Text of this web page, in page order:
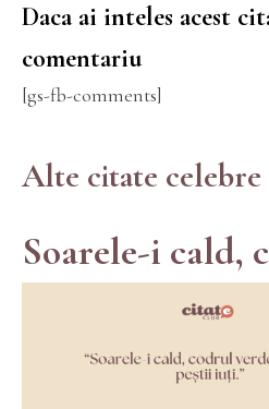
Daca ai inteles acest
comentariu
[gs-fb-comments]
Alte citate celebre
Soarele-i cald,